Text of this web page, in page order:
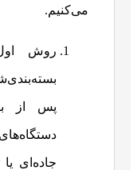
می‌کنیم.
روش
پس از
جاده‌ای